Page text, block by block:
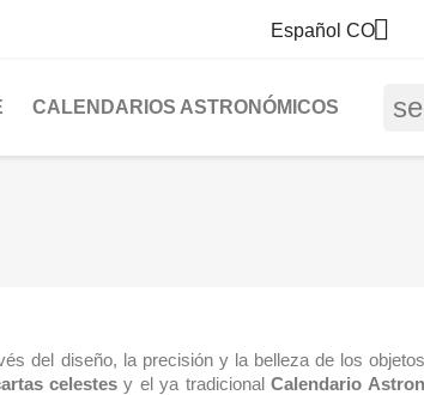
Español CO
CALENDARIOS ASTRONÓMICOS
del diseño, la precisión y la belleza de los
celestes y el ya tradicionalCalendario